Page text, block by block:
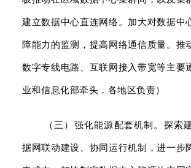
建立数据中心直连网络。加大对数据中
障能力的监测，提高网络通信质量。推
数字专线电路、互联网接入带宽等主要
业和信息化部牵头，各地区负责）
（三）强化能源配套机制。探索
据网联动建设、协同运行机制，进一步